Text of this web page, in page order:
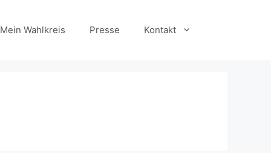
Mein Wahlkreis Presse Kontakt